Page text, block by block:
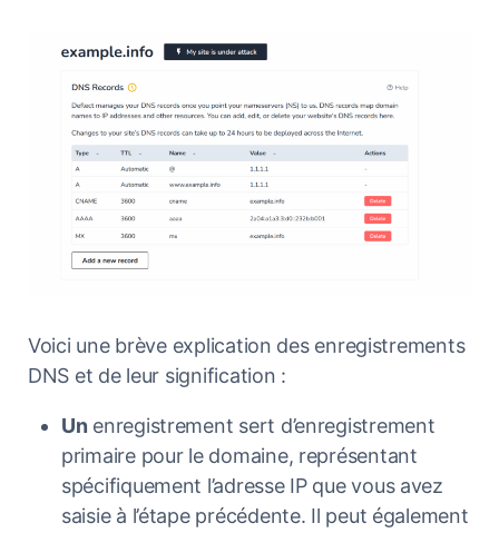
Voici une brève explication des enregistrements
DNS et de leur signification :
Un enregistrement sert d’enregistrement
primaire pour le domaine, représentant
spécifiquement l’adresse IP que vous avez
saisie à l’étape précédente. Il peut également